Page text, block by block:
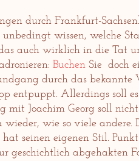
durch Frankfurt-
unbedingt wissen, welche
auch wirklich in die Tat
BuchenSie doch
durch das
entpuppt. Allerdings soll
mit Joachim Georg soll
wie so viele andere.
hat seinen eigenen Stil.
geschichtlich abgehakten